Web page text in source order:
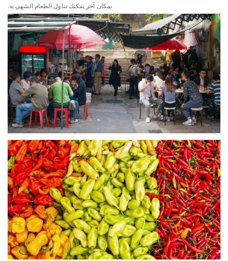
بمكان آخر يمكنك تناول الطعام الشهي به.